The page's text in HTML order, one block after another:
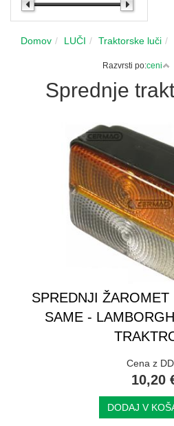
Domov LUČI Traktorske luči
Razvrsti po:ceni
Sprednje
SPREDNJI
SAME -
Cena z
10,20
DODAJ V